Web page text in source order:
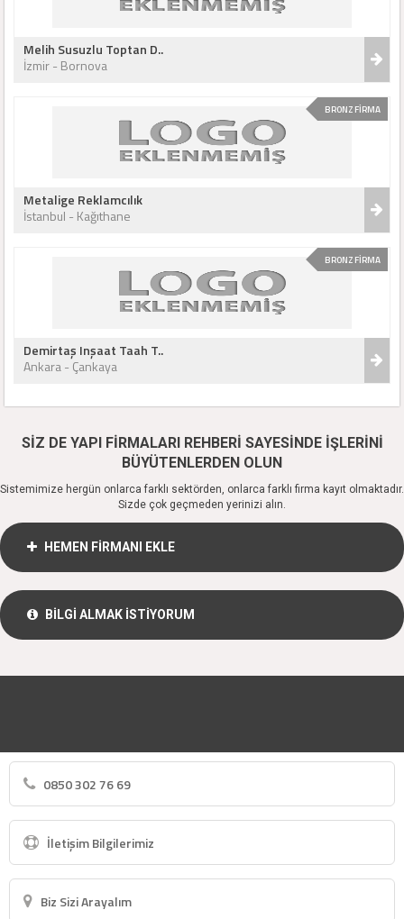
Melih Susuzlu Toptan D..
İzmir - Bornova
BRONZ FİRMA
Metalige Reklamcılık
İstanbul - Kağıthane
BRONZ FİRMA
Demirtaş Inşaat Taah T..
Ankara - Çankaya
SİZ DE YAPI FİRMALARI REHBERİ SAYESİNDE İŞLERİNİ
BÜYÜTENLERDEN OLUN
Sistemimize hergün onlarca farklı sektörden, onlarca farklı firma kayıt olmaktadır.
Sizde çok geçmeden yerinizi alın.
HEMEN FİRMANI EKLE
BİLGİ ALMAK İSTİYORUM
0850 302 76 69
İletişim Bilgilerimiz
Biz Sizi Arayalım